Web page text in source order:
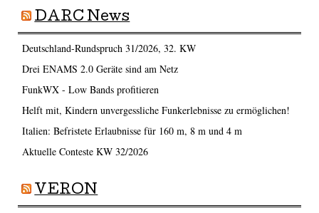
DARC News
Deutschland-Rundspruch 31/2026, 32. KW
Drei ENAMS 2.0 Geräte sind am Netz
FunkWX - Low Bands profitieren
Helft mit, Kindern unvergessliche Funkerlebnisse zu ermöglichen!
Italien: Befristete Erlaubnisse für 160 m, 8 m und 4 m
Aktuelle Conteste KW 32/2026
VERON